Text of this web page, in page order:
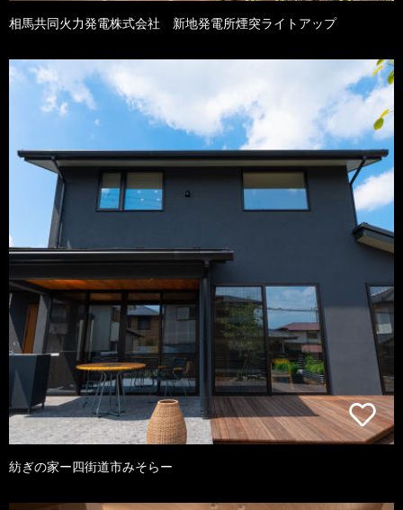
相馬共同火力発電株式会社 新地発電所煙突ライトアップ
紡ぎの家ー四街道市みそらー